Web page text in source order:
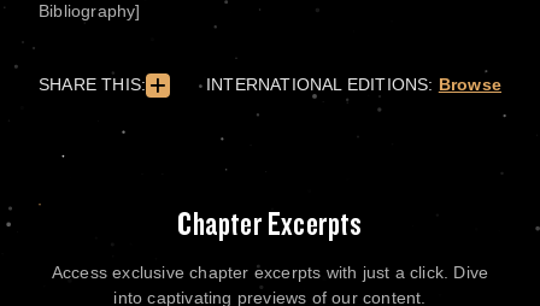
Bibliography]
SHARE THIS: INTERNATIONAL EDITIONS: Browse
Chapter Excerpts
Access exclusive chapter excerpts with just a click. Dive
into captivating previews of our content.